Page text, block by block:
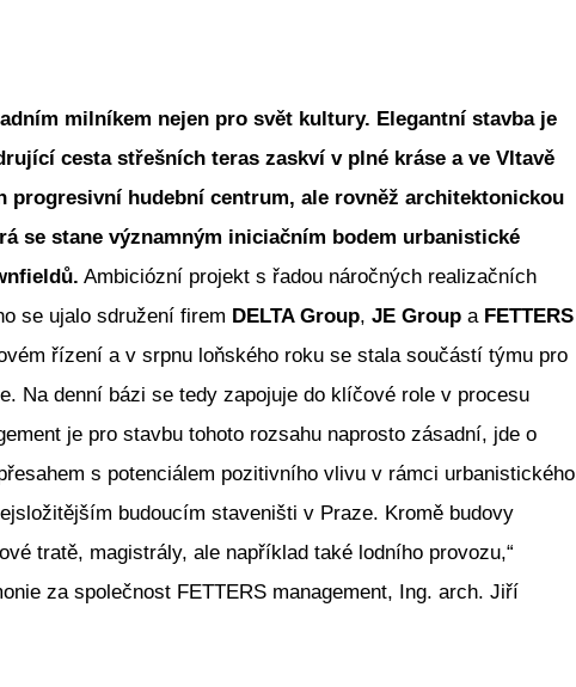
milníkem nejen pro svět kultury. Elegantní stavba je
cesta střešních teras zaskví v plné kráse a ve Vltavě
progresivní hudební centrum, ale rovněž architektonickou
se stane významným iniciačním bodem urbanistické
Ambiciózní projekt s řadou náročných realizačních
se ujalo sdružení firem DELTA Group, JE Group a FETTERS
řízení a v srpnu loňského roku se stala součástí týmu pro
Na denní bázi se tedy zapojuje do klíčové role v procesu
je pro stavbu tohoto rozsahu naprosto zásadní, jde o
s potenciálem pozitivního vlivu v rámci urbanistického
budoucím staveništi v Praze. Kromě budovy
tratě, magistrály, ale například také lodního provozu,“
za společnost FETTERS management, Ing. arch. Jiří